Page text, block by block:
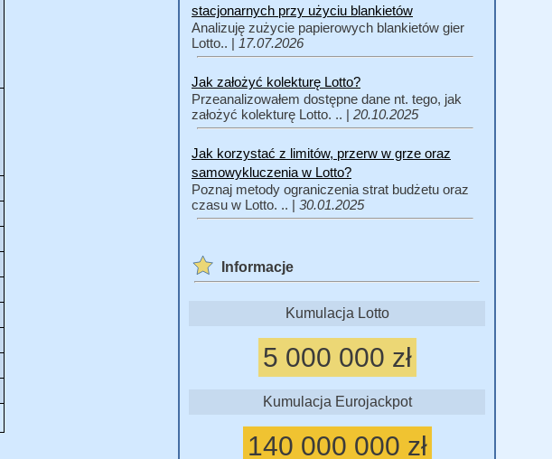
stacjonarnych przy użyciu blankietów
Analizuję zużycie papierowych blankietów gier
Lotto.. | 17.07.2026
Jak założyć kolekturę Lotto?
Przeanalizowałem dostępne dane nt. tego, jak
założyć kolekturę Lotto. .. | 20.10.2025
Jak korzystać z limitów, przerw w grze oraz
samowykluczenia w Lotto?
Poznaj metody ograniczenia strat budżetu oraz
czasu w Lotto. .. | 30.01.2025
Informacje
Kumulacja Lotto
5 000 000 zł
Kumulacja Eurojackpot
140 000 000 zł